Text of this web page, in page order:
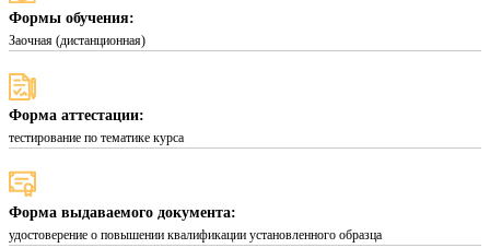
Формы обучения:
Заочная (дистанционная)
Форма аттестации:
тестирование по тематике курса
Форма выдаваемого документа:
удостоверение о повышении квалификации установленного образца